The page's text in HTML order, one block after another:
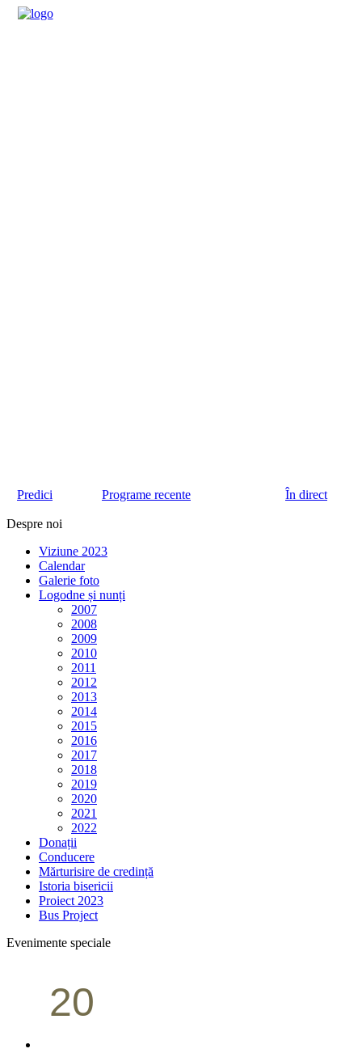
Predici Programe recente În direct
Despre noi
Viziune 2023
Calendar
Galerie foto
Logodne și nunți
2007
2008
2009
2010
2011
2012
2013
2014
2015
2016
2017
2018
2019
2020
2021
2022
Donații
Conducere
Mărturisire de credință
Istoria bisericii
Proiect 2023
Bus Project
Evenimente speciale
20